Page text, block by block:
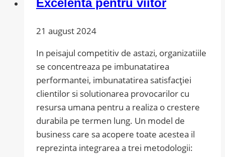
vom
lupta
cu
coronavirusul
21 august 2024
In peisajul competitiv de astazi, organizatiile
se concentreaza pe imbunatatirea
performantei, imbunatatirea satisfacției
clientilor si solutionarea provocarilor cu
resursa umana pentru a realiza o crestere
durabila pe termen lung. Un model de
business care sa acopere toate acestea il
reprezinta integrarea a trei metodologii: